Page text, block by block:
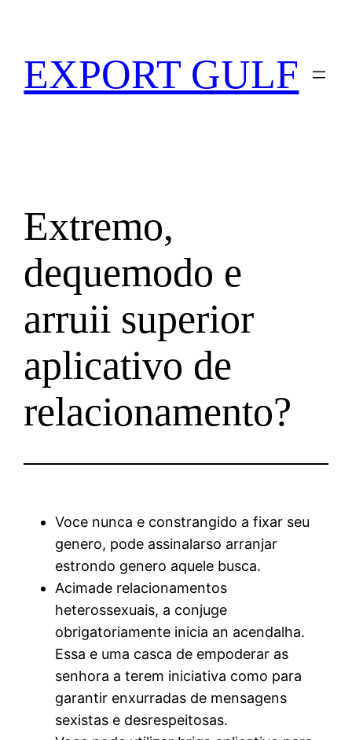
EXPORT GULF
Extremo,
dequemodo e
arruii superior
aplicativo de
relacionamento?
Voce nunca e constrangido a fixar seu
genero, pode assinalarso arranjar
estrondo genero aquele busca.
Acimade relacionamentos
heterossexuais, a conjuge
obrigatoriamente inicia an acendalha.
Essa e uma casca de empoderar as
senhora a terem iniciativa como para
garantir enxurradas de mensagens
sexistas e desrespeitosas.